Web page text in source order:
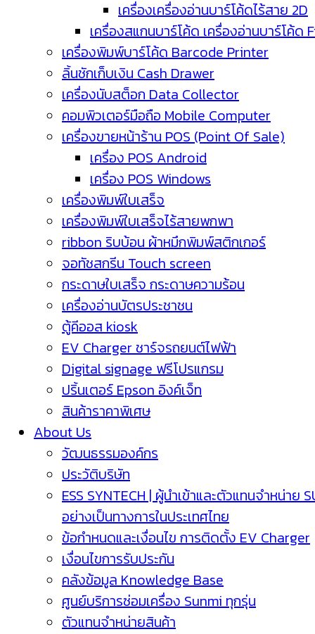
เครื่องเครื่องอ่านบาร์โค้ดไร้สาย 2D
เครื่องสแกนบาร์โค้ด เครื่องอ่านบาร์โค้ด
เครื่องพิมพ์บาร์โค้ด Barcode Printer
ลิ้นชักเก็บเงิน Cash Drawer
เครื่องนับสต็อก Data Collector
คอมพิวเตอร์มือถือ Mobile Computer
เครื่องขายหน้าร้าน POS (Point Of Sale)
เครื่อง POS Android
เครื่อง POS Windows
เครื่องพิมพ์ใบเสร็จ
เครื่องพิมพ์ใบเสร็จไร้สายพกพา
ribbon ริบบ้อน ผ้าหมึกพิมพ์สติกเกอร์
จอทัชสกรีน Touch screen
กระดาษใบเสร็จ กระดาษความร้อน
เครื่องอ่านบัตรประชาชน
ตู้คีออส kiosk
EV Charger ชาร์จรถยนต์ไฟฟ้า
Digital signage ฟรีโปรแกรม
ปริ้นเตอร์ Epson อิงค์เจ็ท
สินค้าราคาพิเศษ
About Us
วัฒนธรรมองค์กร
ประวัติบริษัท
ESS SYNTECH | ผู้นำเข้าและตัวแทนจำหน่าย
อย่างเป็นทางการในประเทศไทย
ข้อกำหนดและเงื่อนไข การติดตั้ง EV Charger
เงื่อนไขการรับประกัน
คลังข้อมูล Knowledge Base
ศูนย์บริการซ่อมเครื่อง Sunmi ทุกรุ่น
ตัวแทนจำหน่ายสินค้า